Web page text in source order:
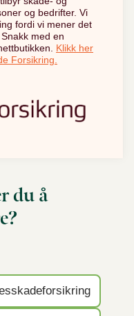
og bedrifter. Vi
fordi vi mener det
med en
Klikk her
Forsikring.
du å